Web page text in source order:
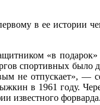
в ее истории
«в
спортивных
не отпускает»,
в 1961 году.
известного форварда.